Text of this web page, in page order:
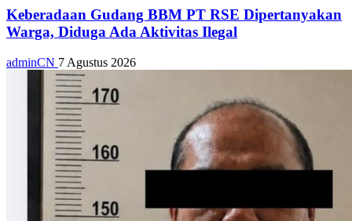
Keberadaan Gudang BBM PT RSE Dipertanyakan
Warga, Diduga Ada Aktivitas Ilegal
adminCN 7 Agustus 2026